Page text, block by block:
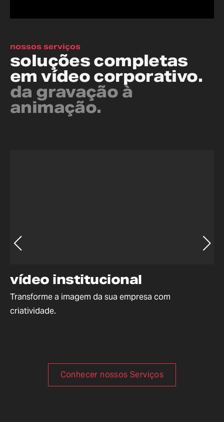
nossos serviços
soluções completas
em vídeo corporativo.
da gravação à
animação.
vídeo institucional
Transforme a imagem da sua empresa com
criatividade.
Conhecer nossos Serviços